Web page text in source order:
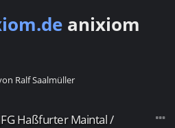
anixiom
Ralf Saalmüller
Haßfurter Maintal/